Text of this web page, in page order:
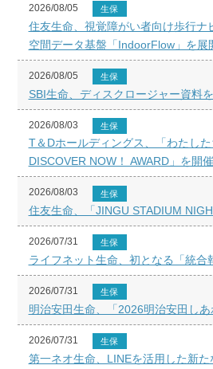
2026/08/05 生保
住友生命、視覚障がい者向け歩行ナ
空間データ基盤「IndoorFlow」を展
2026/08/05 生保
SBI生命、ディスクロージャー資料
2026/08/03 生保
T＆Dホールディングス、「わたし
DISCOVER NOW！ AWARD」を開催
2026/08/03 生保
住友生命、「JINGU STADIUM
2026/07/31 生保
ライフネット生命、初となる「統合
2026/07/31 生保
明治安田生命、「2026明治安田し
2026/07/31 生保
第一ネオ生命、LINEを活用した新